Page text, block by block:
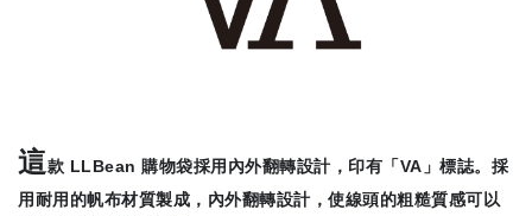
這款 LLBean 購物袋採用內外翻轉設計，印有「VA」標誌。採
用耐用的帆布材質製成，內外翻轉設計，使線頭的粗糙質感可以